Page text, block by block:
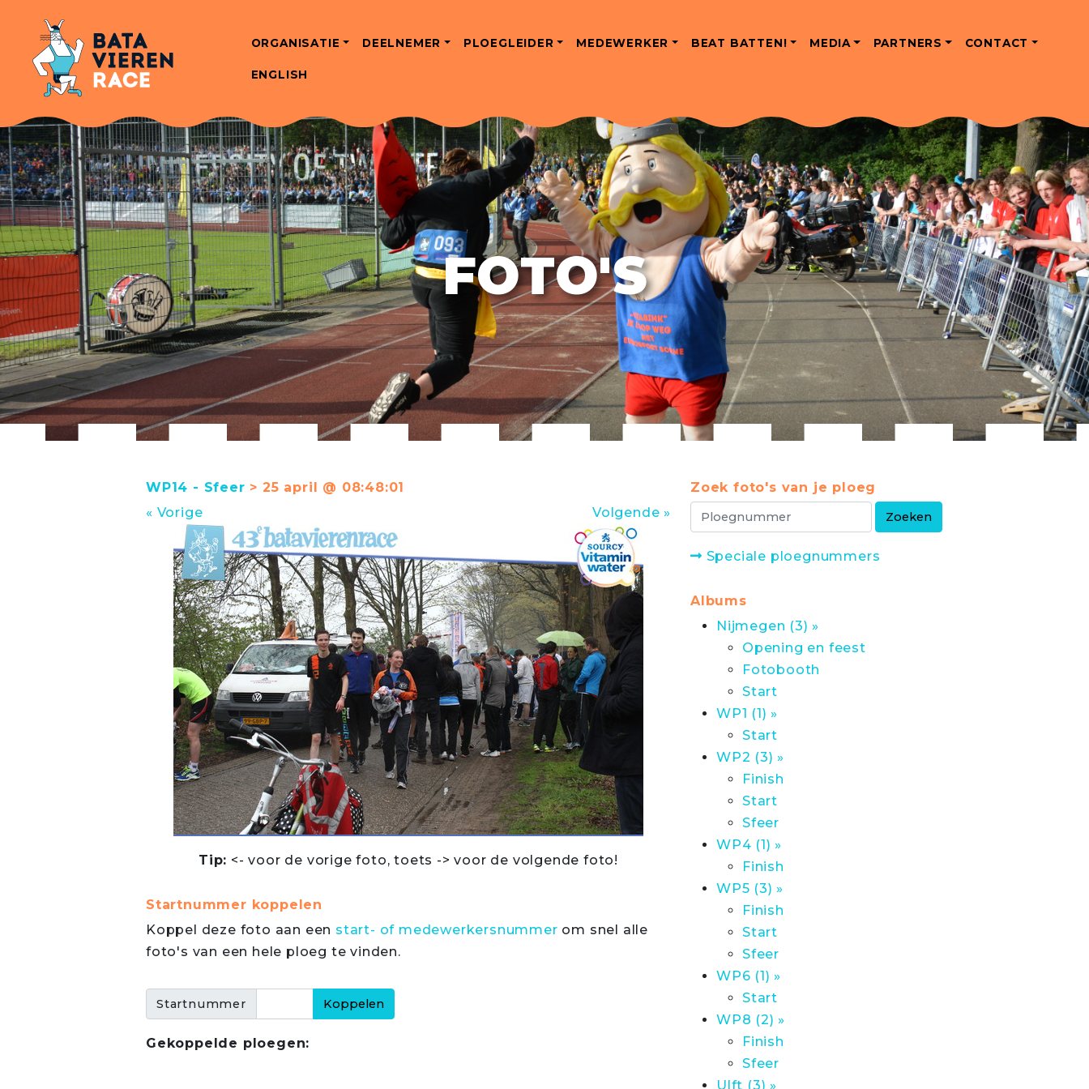
ORGANISATIE DEELNEMER PLOEGLEIDER MEDEWERKER BEAT BATTEN! MEDIA PARTNERS CONTACT
ENGLISH
FOTO'S
WP14 - Sfeer > 25 april @ 08:48:01
« Vorige
Volgende »
Tip: <- voor de vorige foto, toets -> voor de volgende foto!
Startnummer koppelen
Koppel deze foto aan een start- of medewerkersnummer om snel alle
foto's van een hele ploeg te vinden.
Startnummer
Gekoppelde ploegen:
Zoek foto's van je ploeg
Speciale ploegnummers
Albums
Nijmegen (3) »
Opening en feest
Fotobooth
Start
WP1 (1) »
Start
WP2 (3) »
Finish
Start
Sfeer
WP4 (1) »
Finish
WP5 (3) »
Finish
Start
Sfeer
WP6 (1) »
Start
WP8 (2) »
Finish
Sfeer
Ulft (3) »